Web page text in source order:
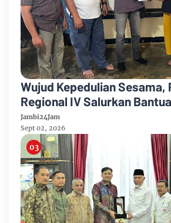
Wujud Kepedulian Sesama, PTPN IV
Regional IV Salurkan
Pengobatan Putri Karyawan
Jambi24Jam
Sept 02, 2026